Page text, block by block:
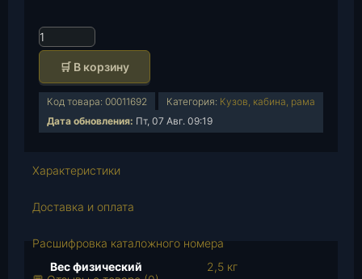
К
о
и
т
о
о
🛒 В корзину
Код товара: 00011692 Категория: Кузов, кабина, рама
Дата обновления: Пт, 07 Авг. 09:19
Характеристики
Доставка и оплата
Расшифровка каталожного номера
Вес физический 2,5 кг